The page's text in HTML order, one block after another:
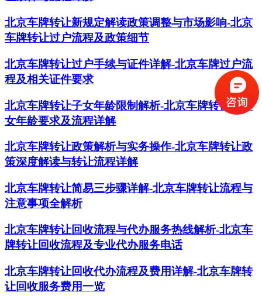
北京车牌转让新规定解读政策调整与市场影响-北京
车牌转让过户流程及政策细节
北京车牌转让过户手续与证件详解-北京车牌过户流
程及相关证件要求
北京车牌转让子女年龄限制解析-北京车牌转让给子
女年龄要求及流程详解
北京车牌转让政策解析与实务操作-北京车牌转让政
策深度解读与转让流程详解
北京车牌转让简易三步骤详解-北京车牌转让流程与
注意事项全解析
北京车牌转让回收流程与代办服务热线解析-北京车
牌转让回收流程及专业代办服务电话
北京车牌转让回收代办流程及费用详解-北京车牌转
让回收服务费用一览